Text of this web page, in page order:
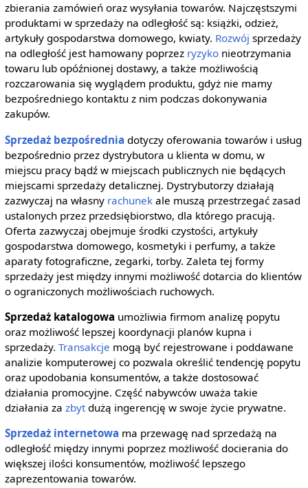
zbierania zamówień oraz wysyłania towarów. Najczęstszymi
produktami w sprzedaży na odległość są: książki, odzież,
artykuły gospodarstwa domowego, kwiaty. Rozwój sprzedaży
na odległość jest hamowany poprzez ryzykonieotrzymania
towaru lub opóźnionej dostawy, a także możliwością
rozczarowania się wyglądem produktu, gdyż nie mamy
bezpośredniego kontaktu z nim podczas dokonywania
zakupów.
Sprzedaż bezpośrednia dotyczy oferowania towarów i usług
bezpośrednio przez dystrybutora u klienta w domu, w
miejscu pracy bądź w miejscach publicznych nie będących
miejscami sprzedaży detalicznej. Dystrybutorzy działają
zazwyczaj na własny rachunekale muszą przestrzegać zasad
ustalonych przez przedsiębiorstwo, dla którego pracują.
Oferta zazwyczaj obejmuje środki czystości, artykuły
gospodarstwa domowego, kosmetyki i perfumy, a także
aparaty fotograficzne, zegarki, torby. Zaleta tej formy
sprzedaży jest między innymi możliwość dotarcia do klientów
o ograniczonych możliwościach ruchowych.
Sprzedaż katalogowa umożliwia firmom analizę popytu
oraz możliwość lepszej koordynacji planów kupna i
sprzedaży. Transakcje mogą być rejestrowane i poddawane
analizie komputerowej co pozwala określić tendencję popytu
oraz upodobania konsumentów, a także dostosować
działania promocyjne. Część nabywców uważa takie
działania za zbytdużą ingerencję w swoje życie prywatne.
Sprzedaż internetowa ma przewagę nad sprzedażą na
odległość między innymi poprzez możliwość docierania do
większej ilości konsumentów, możliwość lepszego
zaprezentowania towarów.